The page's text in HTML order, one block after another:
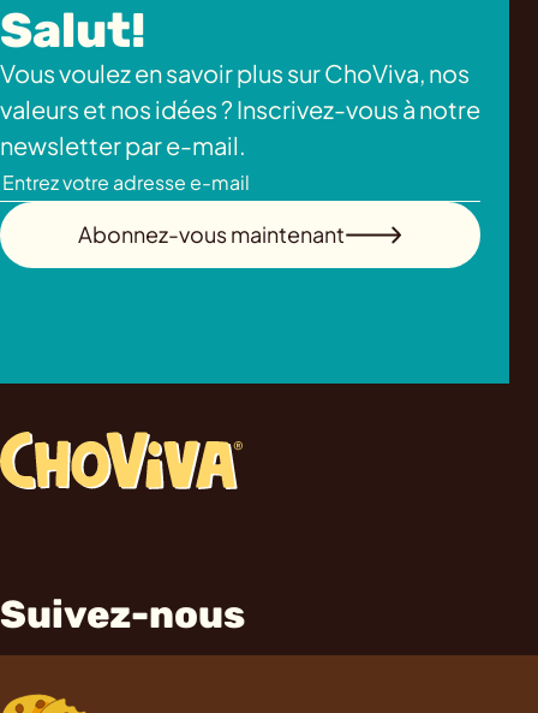
Salut!
Vous voulez en savoir plus sur ChoViva, nos
valeurs et nos idées ? Inscrivez-vous à notre
newsletter par e-mail.
Abonnez-vous maintenant
Suivez-nous